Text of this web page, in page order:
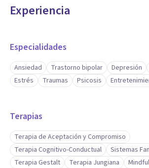
Experiencia
Especialidades
Ansiedad Trastorno bipolar Depresión
Estrés
Traumas Psicosis
Terapias
Terapia de Aceptación y Compromiso
Terapia Cognitivo-Conductual
Sistemas
Terapia Gestalt
Terapia Jungiana